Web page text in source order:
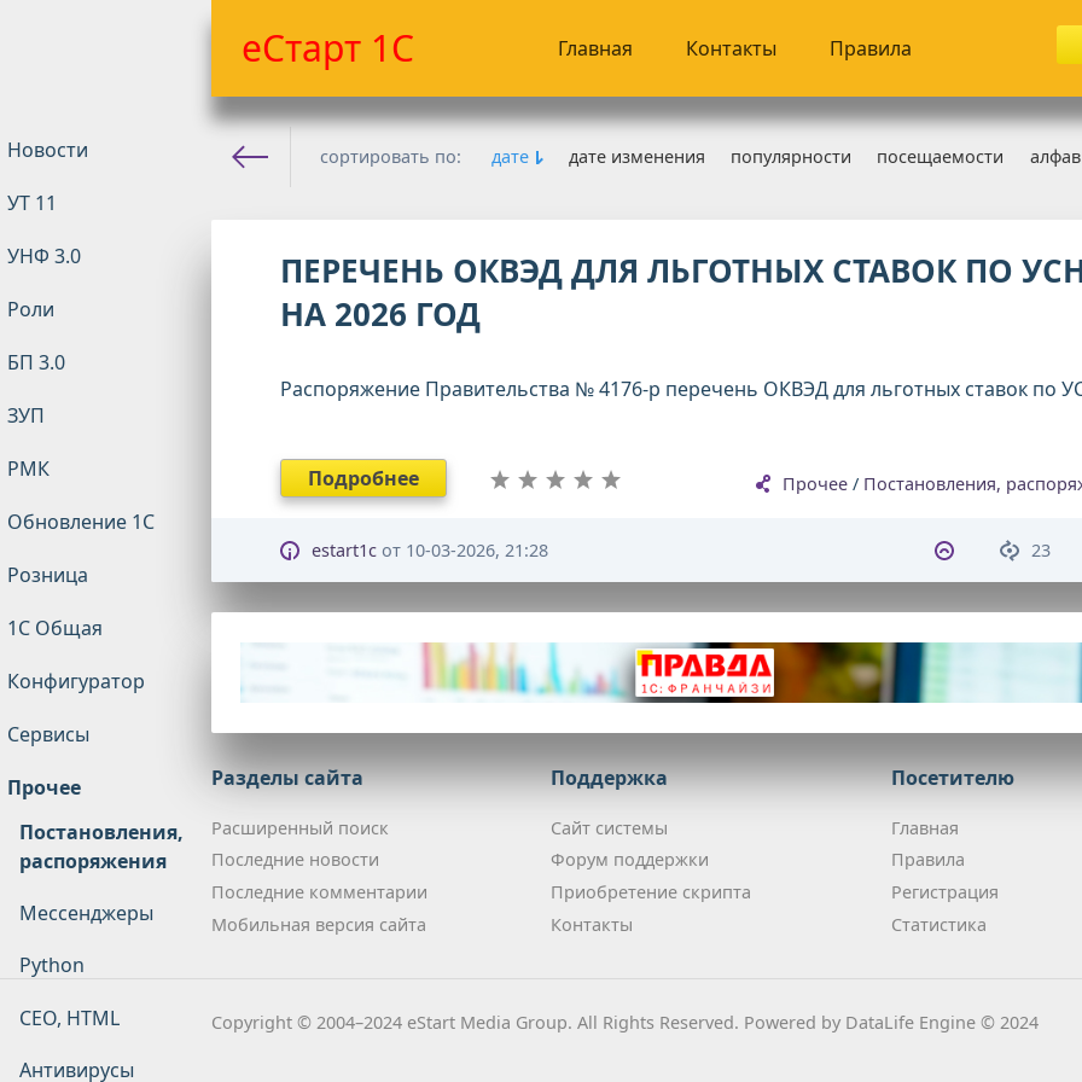
еСтарт 1С Главная Контакты Правила
Новости
УТ 11
УНФ 3.0
Роли
БП 3.0
ЗУП
РМК
Обновление 1С
Розница
1С Общая
Конфигуратор
Сервисы
Прочее
Постановления,
распоряжения
Мессенджеры
Python
CEO, HTML
Антивирусы
сортировать по: дате дате изменения популярности посещаемости
ПЕРЕЧЕНЬ ОКВЭД ДЛЯ ЛЬГОТНЫХ СТАВОК ПО
НА 2026 ГОД
Распоряжение Правительства № 4176-р перечень ОКВЭД для льготных ставок по
Прочее/ Постановления,
Подробнее
23
estart1cот 10-03-2026, 21:28
Разделы сайта
Расширенный поиск
Последние новости
Последние комментарии
Мобильная версия сайта
Поддержка
Сайт системы
Форум поддержки
Приобретение скрипта
Контакты
Посетителю
Главная
Правила
Регистрация
Статистика
Copyright © 2004–2024 eStart Media Group. All Rights Reserved. Powered by DataLife Engine © 2024